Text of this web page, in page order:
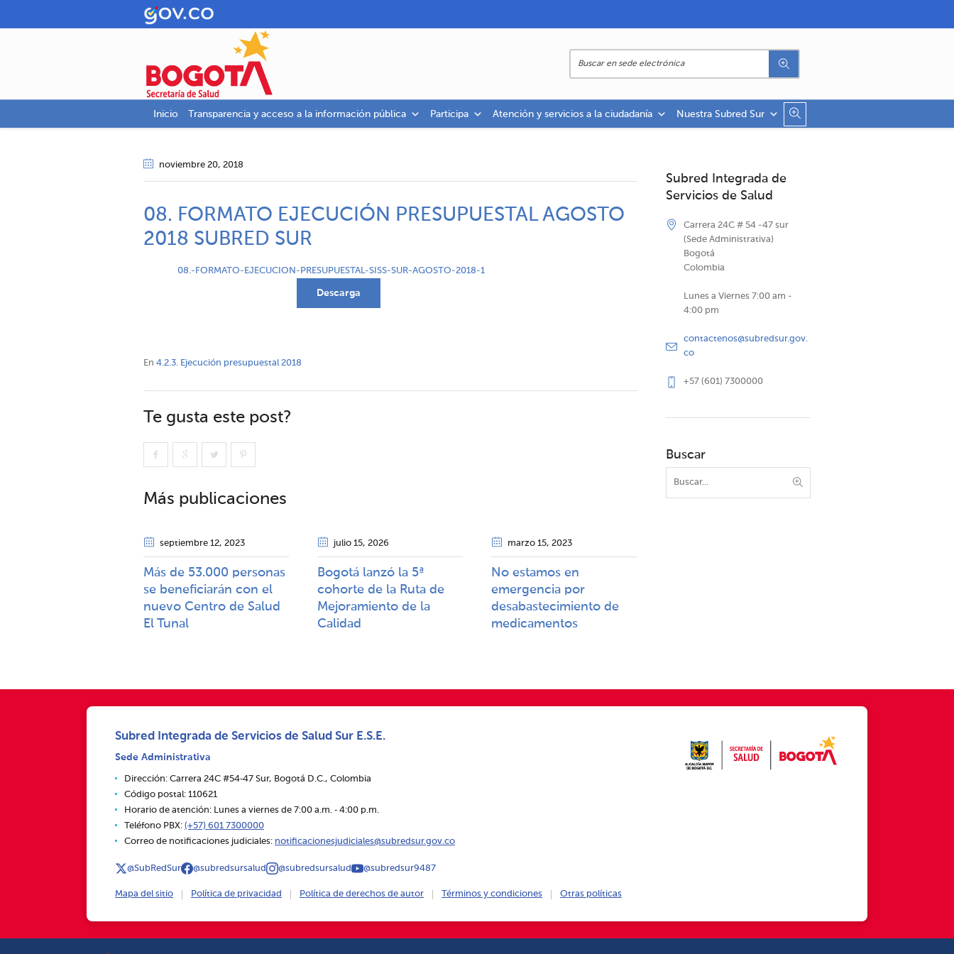
Inicio Transparencia y acceso a la información pública Participa Atención y servicios a la ciudadanía Nuestra Subred Sur
noviembre 20, 2018
08. FORMATO EJECUCIÓN PRESUPUESTAL AGOSTO
2018 SUBRED SUR
08.-FORMATO-EJECUCION-PRESUPUESTAL-SISS-SUR-AGOSTO-2018-1
Descarga
En 4.2.3. Ejecución presupuestal 2018
Te gusta este post?
Más publicaciones
septiembre 12, 2023
Más de 53.000 personas
se beneficiarán con el
nuevo Centro de Salud
El Tunal
julio 15, 2026
Bogotá lanzó la 5ª
cohorte de la Ruta de
Mejoramiento de la
Calidad​​
marzo 15, 2023
No estamos en
emergencia por
desabastecimiento de
medicamentos
Subred Integrada de
Servicios de Salud
Carrera 24C # 54 -47 sur
(Sede Administrativa)
Bogotá
Colombia
Lunes a Viernes 7:00 am -
4:00 pm
contactenos@subredsur.gov.
co
+57 (601) 7300000
Buscar
Subred Integrada de Servicios de Salud Sur E.S.E.
Sede Administrativa
Dirección: Carrera 24C #54‑47 Sur, Bogotá D.C., Colombia
Código postal: 110621
Horario de atención: Lunes a viernes de 7:00 a.m. ‑ 4:00 p.m.
Teléfono PBX: (+57) 601 7300000
Correo de notificaciones judiciales: notificacionesjudiciales@subredsur.gov.co
@SubRedSur @subredsursalud @subredsursalud @subredsur9487
Mapa del sitio Política de privacidad Política de derechos de autor Términos y condiciones Otras políticas